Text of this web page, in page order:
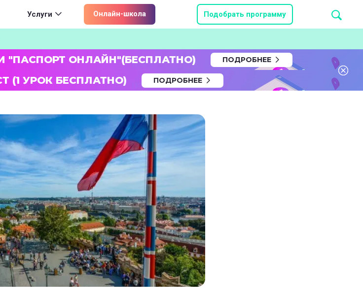
Услуги Онлайн-школа Подобрать программу
"ПАСПОРТ ОНЛАЙН"(БЕСПЛАТНО) ПОДРОБНЕЕ
(1 УРОК БЕСПЛАТНО) ПОДРОБНЕЕ